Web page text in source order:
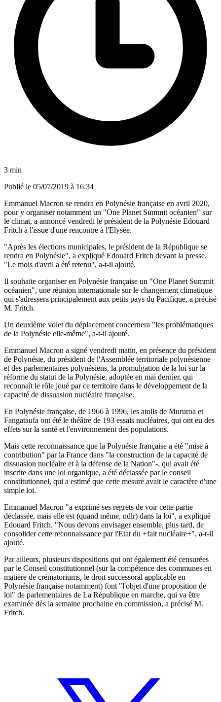
3 min
Publié le 05/07/2019 à 16:34
Emmanuel Macron se rendra en Polynésie française en avril 2020,
pour y organiser notamment un "One Planet Summit océanien" sur
le climat, a annoncé vendredi le président de la Polynésie Edouard
Fritch à l'issue d'une rencontre à l'Elysée.
"Après les élections municipales, le président de la République se
rendra en Polynésie", a expliqué Edouard Fritch devant la presse.
"Le mois d'avril a été retenu", a-t-il ajouté.
Il souhaite organiser en Polynésie française un "One Planet Summit
océanien", une réunion internationale sur le changement climatique
qui s'adressera principalement aux petits pays du Pacifique, a précisé
M. Fritch.
Un deuxième volet du déplacement concernera "les problématiques
de la Polynésie elle-même", a-t-il ajouté.
Emmanuel Macron a signé vendredi matin, en présence du président
de Polynésie, du président de l'Assemblée territoriale polynésienne
et des parlementaires polynésiens, la promulgation de la loi sur la
réforme du statut de la Polynésie, adoptée en mai dernier, qui
reconnaît le rôle joué par ce territoire dans le développement de la
capacité de dissuasion nucléaire française.
En Polynésie française, de 1966 à 1996, les atolls de Mururoa et
Fangataufa ont été le théâtre de 193 essais nucléaires, qui ont eu des
effets sur la santé et l'environnement des populations.
Mais cette reconnaissance que la Polynésie française a été "mise à
contribution" par la France dans "la construction de la capacité de
dissuasion nucléaire et à la défense de la Nation"-, qui avait été
inscrite dans une loi organique, a été déclassée par le conseil
constitutionnel, qui a estimé que cette mesure avait le caractère d'une
simple loi.
Emmanuel Macron "a exprimé ses regrets de voir cette partie
déclassée, mais elle est (quand même, ndlr) dans la loi", a expliqué
Edouard Fritch. "Nous devons envisager ensemble, plus tard, de
consolider cette reconnaissance par l'Etat du +fait nucléaire+", a-t-il
ajouté.
Par ailleurs, plusieurs dispositions qui ont également été censurées
par le Conseil constitutionnel (sur la compétence des communes en
matière de crématoriums, le droit successoral applicable en
Polynésie française notamment) font "l'objet d'une proposition de
loi" de parlementaires de La République en marche, qui va être
examinée dès la semaine prochaine en commission, a précisé M.
Fritch.